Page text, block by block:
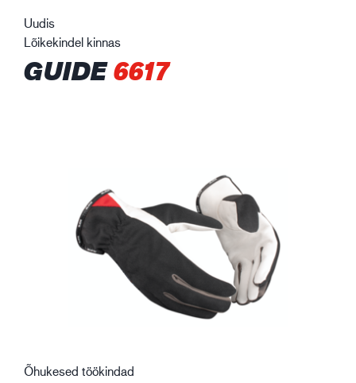
Uudis
Lõikekindel kinnas
GUIDE6617
Õhukesed töökindad